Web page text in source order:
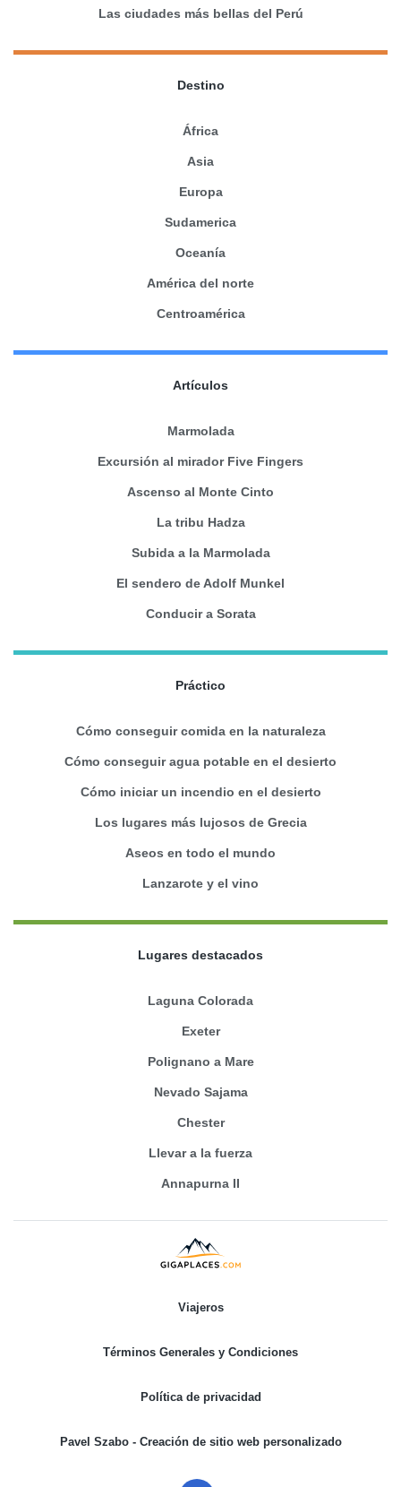
Las ciudades más bellas del Perú
Destino
África
Asia
Europa
Sudamerica
Oceanía
América del norte
Centroamérica
Artículos
Marmolada
Excursión al mirador Five Fingers
Ascenso al Monte Cinto
La tribu Hadza
Subida a la Marmolada
El sendero de Adolf Munkel
Conducir a Sorata
Práctico
Cómo conseguir comida en la naturaleza
Cómo conseguir agua potable en el desierto
Cómo iniciar un incendio en el desierto
Los lugares más lujosos de Grecia
Aseos en todo el mundo
Lanzarote y el vino
Lugares destacados
Laguna Colorada
Exeter
Polignano a Mare
Nevado Sajama
Chester
Llevar a la fuerza
Annapurna II
Viajeros
Términos Generales y Condiciones
Política de privacidad
Pavel Szabo - Creación de sitio web personalizado